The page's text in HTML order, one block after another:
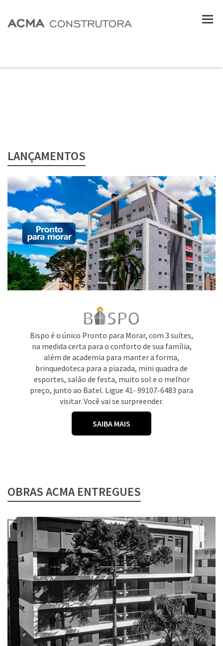
LANÇAMENTOS
Bispo é o único Pronto para Morar, com 3 suítes,
na medida certa para o conforto de sua família,
além de academia para manter a forma,
brinquedoteca para a piazada, mini quadra de
esportes, salão de festa, muito sol e o melhor
preço, junto ao Batel. Ligue 41- 99107-6483 para
visitar. Você vai se surpreender.
SAIBA MAIS
OBRAS ACMA ENTREGUES